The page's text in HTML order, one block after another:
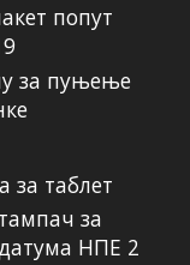
попут
за пуњење
таблет
за
НПЕ 2